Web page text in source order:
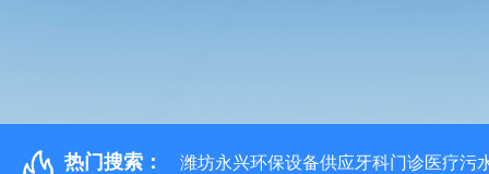
热门搜索： 潍坊永兴环保设备供应牙科门诊医疗污